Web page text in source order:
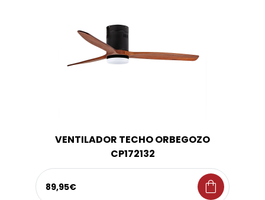
VENTILADOR TECHO ORBEGOZO
CP172132
89,95€ shopping_bag